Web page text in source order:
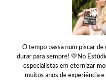
O tempo passa num piscar de
durar para sempre! 💛No
especialistas em eternizar
muitos anos de experiência